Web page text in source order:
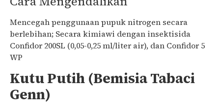
Mencegah penggunaan pupuk nitrogen secara
berlebihan; Secara kimiawi dengan insektisida
Confidor 200SL (0,05-0,25 ml/liter air), dan Confidor 5
WP
Kutu Putih (Bemisia Tabaci
Genn)